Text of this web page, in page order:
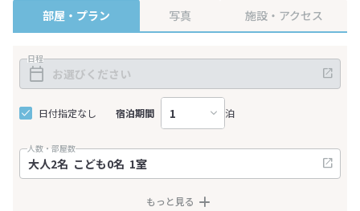
部屋・プラン 写真 施設・アクセス
日程
日付指定なし 宿泊期間 泊
人数・部屋数
もっと見る